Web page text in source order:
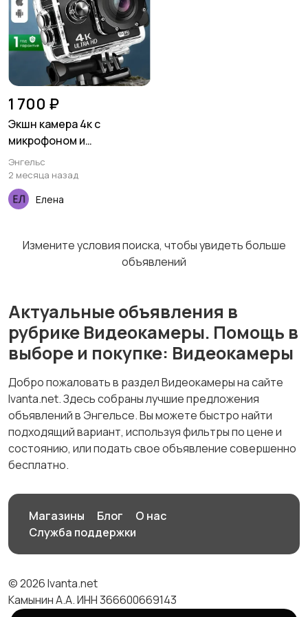
Бинокли и
оптические приборы
1 700 ₽
Экшн камера 4к с
микрофоном и
стабилизацией
Энгельс
2 месяца назад
Елена
Измените условия поиска, чтобы увидеть больше
объявлений
Актуальные объявления в
рубрике Видеокамеры. Помощь в
выборе и покупке: Видеокамеры
Добро пожаловать в раздел Видеокамеры на сайте
Ivanta.net. Здесь собраны лучшие предложения
объявлений в Энгельсе. Вы можете быстро найти
подходящий вариант, используя фильтры по цене и
состоянию, или подать свое объявление совершенно
бесплатно.
Магазины Блог
О нас
Служба поддержки
© 2026 Ivanta.net
Камынин А.А. ИНН 366600669143